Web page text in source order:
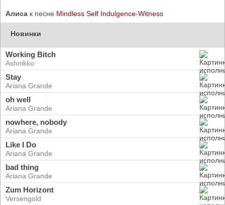
Алиса к песне Mindless Self Indulgence-Witness
Новинки
Working Bitch
Ashnikko
Stay
Ariana Grande
oh well
Ariana Grande
nowhere, nobody
Ariana Grande
Like I Do
Ariana Grande
bad thing
Ariana Grande
Zum Horizont
Versengold